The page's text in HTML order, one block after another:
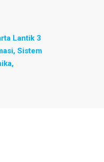
Lantik 3
Sistem